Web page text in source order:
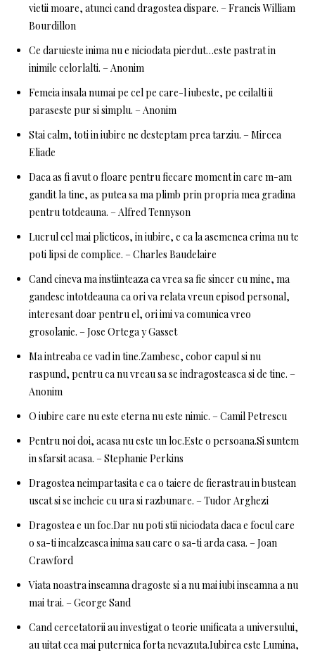
vietii moare, atunci cand dragostea dispare. – Francis William
Bourdillon
Ce daruieste inima nu e niciodata pierdut…este pastrat in
inimile celorlalti. – Anonim
Femeia insala numai pe cel pe care-l iubeste, pe ceilalti ii
paraseste pur si simplu. – Anonim
Stai calm, toti in iubire ne desteptam prea tarziu. – Mircea
Eliade
Daca as fi avut o floare pentru fiecare moment in care m-am
gandit la tine, as putea sa ma plimb prin propria mea gradina
pentru totdeauna. – Alfred Tennyson
Lucrul cel mai plicticos, in iubire, e ca la asemenea crima nu te
poti lipsi de complice. – Charles Baudelaire
Cand cineva ma instiinteaza ca vrea sa fie sincer cu mine, ma
gandesc intotdeauna ca ori va relata vreun episod personal,
interesant doar pentru el, ori imi va comunica vreo
grosolanie. – Jose Ortega y Gasset
Ma intreaba ce vad in tine.Zambesc, cobor capul si nu
raspund, pentru ca nu vreau sa se indragosteasca si de tine. –
Anonim
O iubire care nu este eterna nu este nimic. – Camil Petrescu
Pentru noi doi, acasa nu este un loc.Este o persoana.Si suntem
in sfarsit acasa. – Stephanie Perkins
Dragostea neimpartasita e ca o taiere de fierastrau in bustean
uscat si se incheie cu ura si razbunare. – Tudor Arghezi
Dragostea e un foc.Dar nu poti stii niciodata daca e focul care
o sa-ti incalzeasca inima sau care o sa-ti arda casa. – Joan
Crawford
Viata noastra inseamna dragoste si a nu mai iubi inseamna a nu
mai trai. – George Sand
Cand cercetatorii au investigat o teorie unificata a universului,
au uitat cea mai puternica forta nevazuta.Iubirea este Lumina,